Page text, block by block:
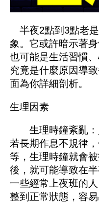
半夜2點到3點老
象。它或許暗示著
也可能是生活習慣
究竟是什麼原因導
面為你詳細剖析。
生理因素
生理時鐘紊亂：
若長期作息不規律
等，生理時鐘就會
後，就可能導致在
一些經常上夜班的
整到正常狀態，容易